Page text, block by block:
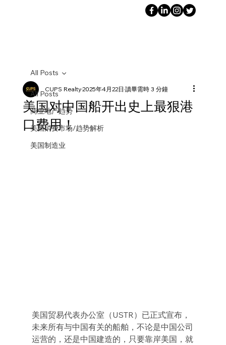
All Posts
商业地产趋势
美国消费市场/趋势解析
美国制造业
All Posts
美国对中国船开出史上最狠港
口费用！
CUPS Realty2025年4月22日 讀畢需時 3 分鐘
美国贸易代表办公室（USTR）已正式宣布，
未来所有与中国有关的船舶，不论是中国公司
运营的，还是中国建造的，只要靠岸美国，就